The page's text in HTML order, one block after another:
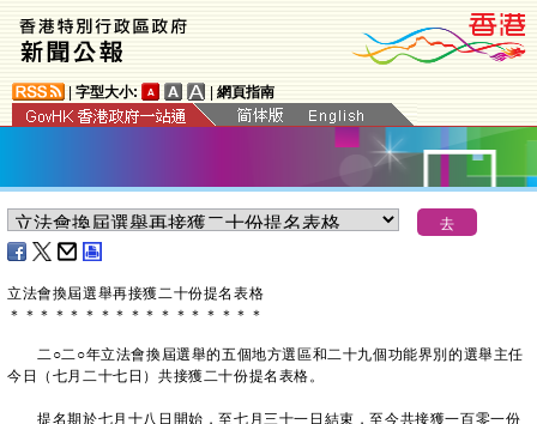
字型大小: 網頁指南
立法會換屆選舉再接獲二十份提名表格
＊ ＊ ＊ ＊ ＊ ＊ ＊ ＊ ＊ ＊ ＊ ＊ ＊ ＊ ＊ ＊ ＊
二○二○年立法會換屆選舉的五個地方選區和二十九個功能界別的選舉主任
今日（七月二十七日）共接獲二十份提名表格。
提名期於七月十八日開始，至七月三十一日結束，至今共接獲一百零一份